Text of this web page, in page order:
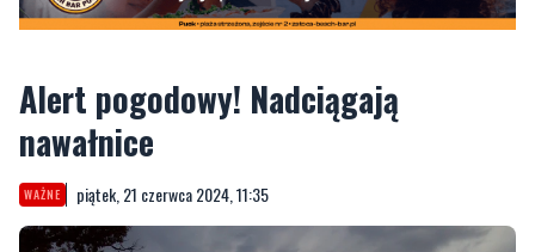
Alert pogodowy! Nadciągają
WAŻNE piątek, 21 czerwca 2024, 11:35